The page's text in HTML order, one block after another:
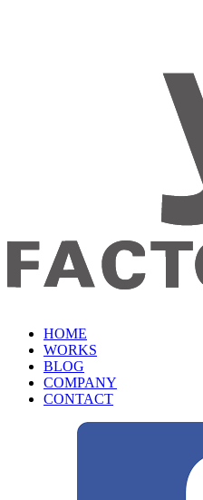
HOME
WORKS
BLOG
COMPANY
CONTACT